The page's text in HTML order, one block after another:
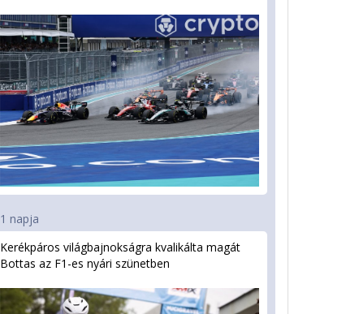
1 napja
Kerékpáros világbajnokságra kvalifikálta magát
Bottas az F1-es nyári szünetben